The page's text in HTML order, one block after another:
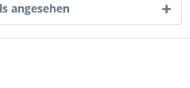
angesehen